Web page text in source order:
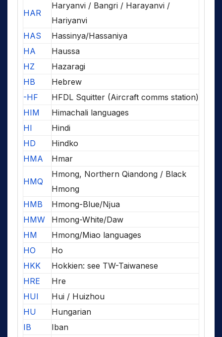
HAR
Haryanvi / Bangri / Harayanvi /
Hariyanvi
HAS
Hassinya/Hassaniya
HA
Haussa
HZ
Hazaragi
HB
Hebrew
-HF
HFDL Squitter (Aircraft comms station)
HIM
Himachali languages
HI
Hindi
HD
Hindko
HMA
Hmar
HMQ
Hmong, Northern Qiandong / Black
Hmong
HMB
Hmong-Blue/Njua
HMW
Hmong-White/Daw
HM
Hmong/Miao languages
HO
Ho
HKK
Hokkien: see TW-Taiwanese
HRE
Hre
HUI
Hui / Huizhou
HU
Hungarian
IB
Iban